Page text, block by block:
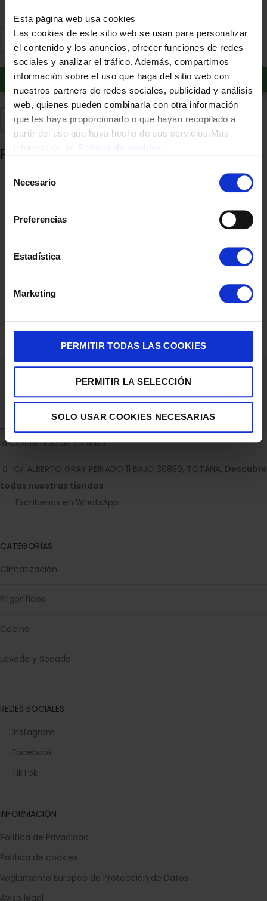
Esta página web usa cookies
Las cookies de este sitio web se usan para personalizar
el contenido y los anuncios, ofrecer funciones de redes
sociales y analizar el tráfico. Además, compartimos
información sobre el uso que haga del sitio web con
nuestros partners de redes sociales, publicidad y análisis
web, quienes pueden combinarla con otra información
que les haya proporcionado o que hayan recopilado a
partir del uso que haya hecho de sus servicios.Mas
Necesario
Preferencias
Estadística
Marketing
PERMITIR TODAS LAS COOKIES
PERMITIR LA SELECCIÓN
SOLO USAR COOKIES NECESARIAS
Añadir al carrito
Añadir a favoritos Comparte
Productos relacionados
LAVADORA AEG C/SUPERIOR LTA7E7231E CS 7K 1200R BCA
599,00€
Empresa dedicada a la venta de accesorios para el hogar con
la experiencia de 36 años.
C/ ALBERTO GRAY PEINADO 11 BAJO 30850, TOTANA. Descubre
todas nuestras tiendas
Escríbenos en WhatsApp
CATEGORÍAS
Climatización
Frigoríficos
Cocina
Lavado y Secado
REDES SOCIALES
Instagram
Facebook
TikTok
INFORMACIÓN
Política de Privacidad
Política de cookies
Reglamento Europeo de Protección de Datos
Aviso legal